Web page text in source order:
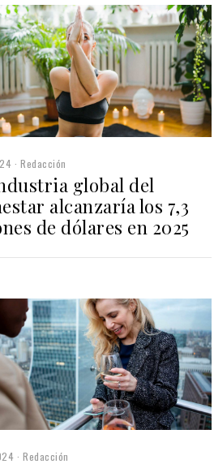
Redacción
global del
alcanzaría los 7,3
de dólares en 2025
Redacción